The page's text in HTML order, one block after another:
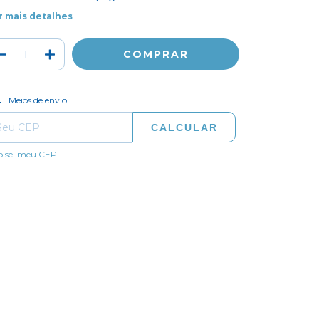
mais detalhes
para o CEP:
Meios de envio
CALCULAR
sei meu CEP